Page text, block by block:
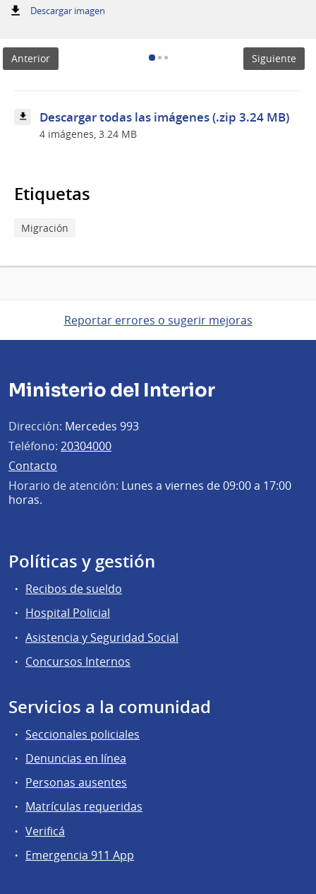
Descargar imagen:
evento
por
Anterior Siguiente
Descargar todas las imágenes (.zip 3.24 MB)
4 imágenes, 3.24 MB
Etiquetas
Migración
Reportar errores o sugerir mejoras
Ministerio del Interior
Dirección: Mercedes 993
Teléfono: 20304000
Contacto
Horario de atención: Lunes a viernes de 09:00 a 17:00
horas.
Políticas y gestión
Recibos de sueldo
Hospital Policial
Asistencia y Seguridad Social
Concursos Internos
Servicios a la comunidad
Seccionales policiales
Denuncias en línea
Personas ausentes
Matrículas requeridas
Verificá
Emergencia 911 App